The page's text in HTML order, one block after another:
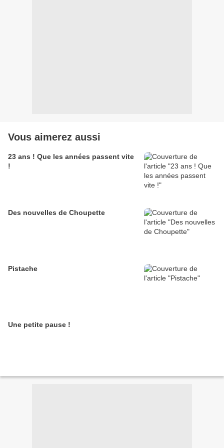
Vous aimerez aussi
23 ans ! Que les années passent vite
!
Des nouvelles de Choupette
Pistache
Une petite pause !